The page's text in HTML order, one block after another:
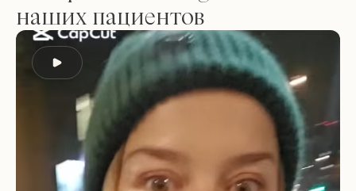
наших пациентов